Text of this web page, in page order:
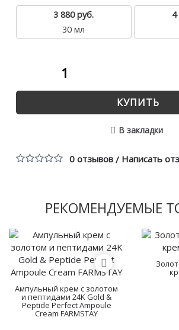
3 880 руб.
30 мл
4
КУПИТЬ
В закладки
0 отзывов/ Написать
РЕКОМЕНДУЕМЫЕ
Ампульный крем с золотом
и пептидами 24K Gold &
Peptide Perfect Ampoule
Cream FARMSTAY